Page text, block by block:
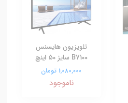
تلویزیون هایسنس
B7100 سایز 50 اینچ
1,080,000 تومان
ناموجود